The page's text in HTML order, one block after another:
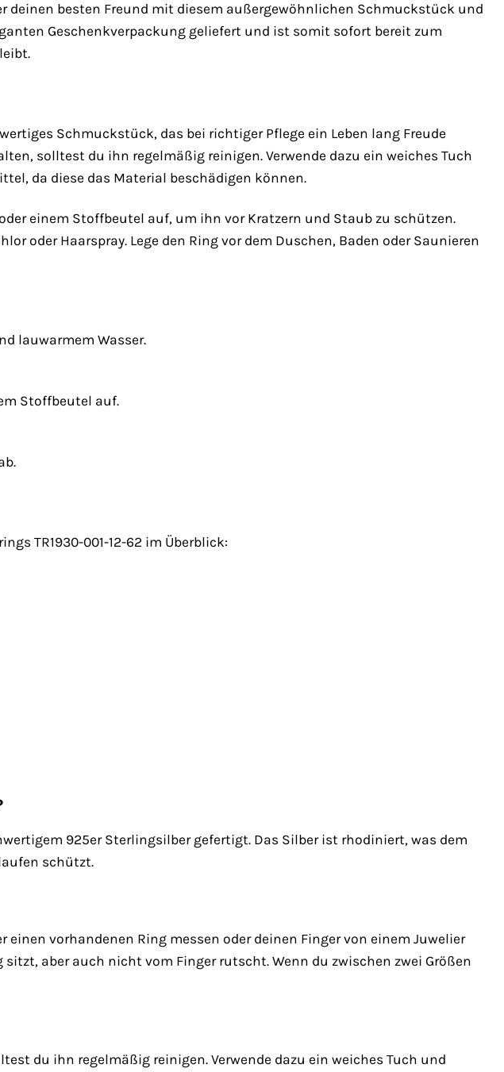
deinen besten Freund mit diesem außergewöhnlichen Schmuckstück und
Geschenkverpackung geliefert und ist somit sofort bereit zum
Schmuckstück, das bei richtiger Pflege ein Leben lang Freude
solltest du ihn regelmäßig reinigen. Verwende dazu ein weiches Tuch
da diese das Material beschädigen können.
einem Stoffbeutel auf, um ihn vor Kratzern und Staub zu schützen.
oder Haarspray. Lege den Ring vor dem Duschen, Baden oder Saunieren
lauwarmem Wasser.
Stoffbeutel auf.
TR1930-001-12-62 im Überblick:
925er Sterlingsilber gefertigt. Das Silber ist rhodiniert, was dem
schützt.
vorhandenen Ring messen oder deinen Finger von einem Juwelier
aber auch nicht vom Finger rutscht. Wenn du zwischen zwei Größen
du ihn regelmäßig reinigen. Verwende dazu ein weiches Tuch und